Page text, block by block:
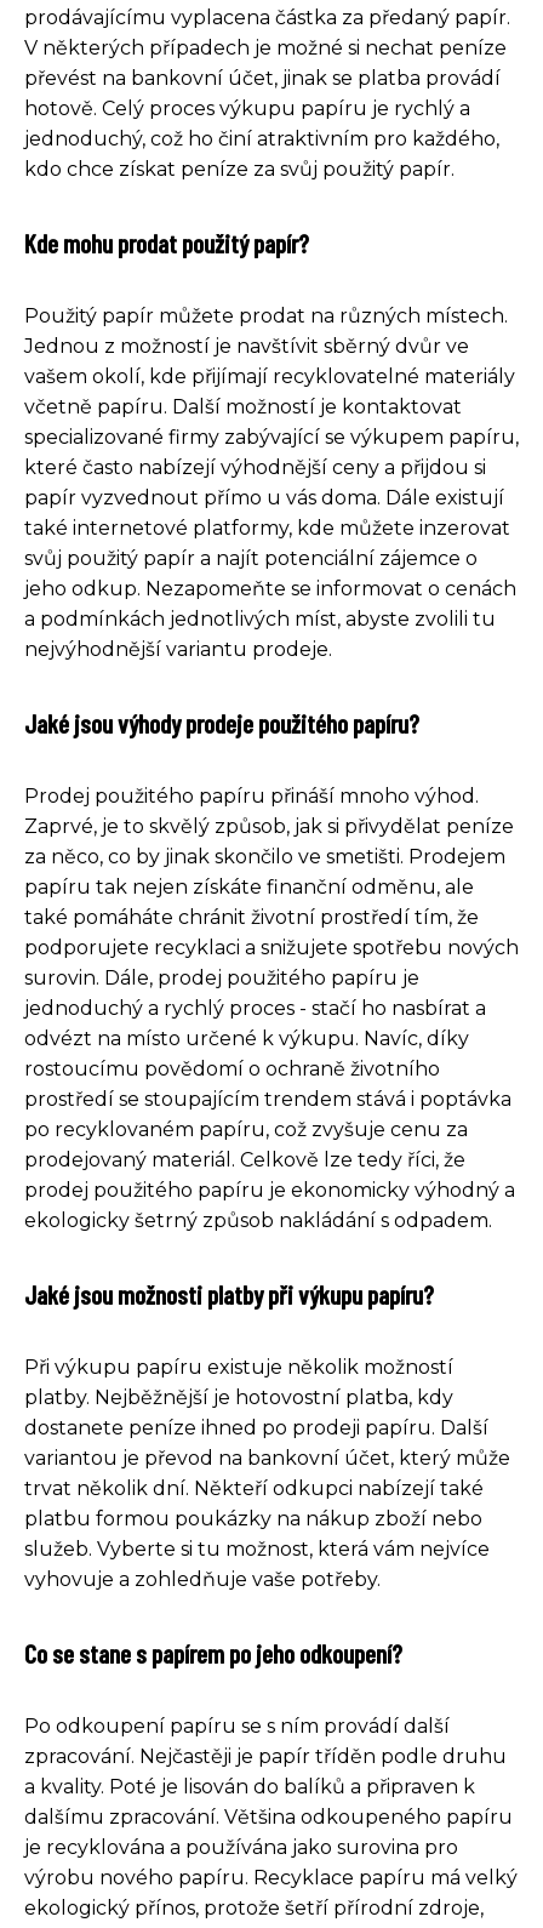
prodávajícímu vyplacena částka za předaný papír.
V některých případech je možné si nechat peníze
převést na bankovní účet, jinak se platba provádí
hotově. Celý proces výkupu papíru je rychlý a
jednoduchý, což ho činí atraktivním pro každého,
kdo chce získat peníze za svůj použitý papír.
Kde mohu prodat použitý papír?
Použitý papír můžete prodat na různých místech.
Jednou z možností je navštívit sběrný dvůr ve
vašem okolí, kde přijímají recyklovatelné materiály
včetně papíru. Další možností je kontaktovat
specializované firmy zabývající se výkupem papíru,
které často nabízejí výhodnější ceny a přijdou si
papír vyzvednout přímo u vás doma. Dále existují
také internetové platformy, kde můžete inzerovat
svůj použitý papír a najít potenciální zájemce o
jeho odkup. Nezapomeňte se informovat o cenách
a podmínkách jednotlivých míst, abyste zvolili tu
nejvýhodnější variantu prodeje.
Jaké jsou výhody prodeje použitého papíru?
Prodej použitého papíru přináší mnoho výhod.
Zaprvé, je to skvělý způsob, jak si přivydělat peníze
za něco, co by jinak skončilo ve smetišti. Prodejem
papíru tak nejen získáte finanční odměnu, ale
také pomáháte chránit životní prostředí tím, že
podporujete recyklaci a snižujete spotřebu nových
surovin. Dále, prodej použitého papíru je
jednoduchý a rychlý proces - stačí ho nasbírat a
odvézt na místo určené k výkupu. Navíc, díky
rostoucímu povědomí o ochraně životního
prostředí se stoupajícím trendem stává i poptávka
po recyklovaném papíru, což zvyšuje cenu za
prodejovaný materiál. Celkově lze tedy říci, že
prodej použitého papíru je ekonomicky výhodný a
ekologicky šetrný způsob nakládání s odpadem.
Jaké jsou možnosti platby při výkupu papíru?
Při výkupu papíru existuje několik možností
platby. Nejběžnější je hotovostní platba, kdy
dostanete peníze ihned po prodeji papíru. Další
variantou je převod na bankovní účet, který může
trvat několik dní. Někteří odkupci nabízejí také
platbu formou poukázky na nákup zboží nebo
služeb. Vyberte si tu možnost, která vám nejvíce
vyhovuje a zohledňuje vaše potřeby.
Co se stane s papírem po jeho odkoupení?
Po odkoupení papíru se s ním provádí další
zpracování. Nejčastěji je papír tříděn podle druhu
a kvality. Poté je lisován do balíků a připraven k
dalšímu zpracování. Většina odkoupeného papíru
je recyklována a používána jako surovina pro
výrobu nového papíru. Recyklace papíru má velký
ekologický přínos, protože šetří přírodní zdroje,